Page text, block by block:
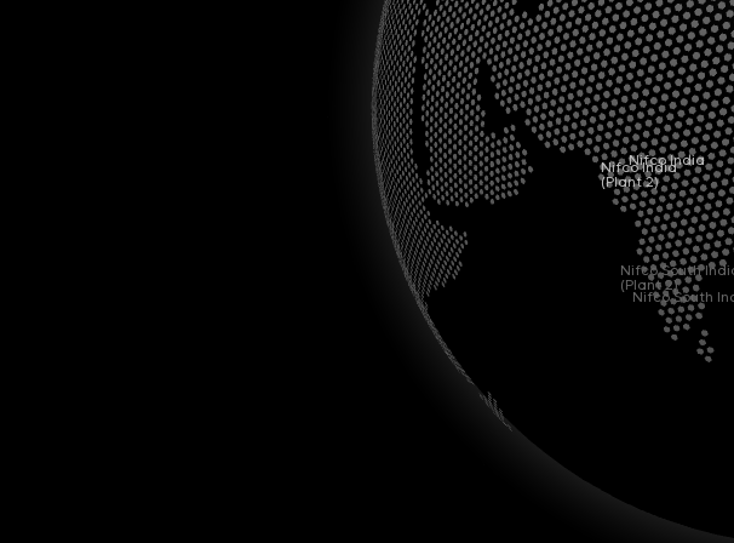
Nifco India
Nifco India
(Plant 2)
Nifco South India
Nifco South India
(Plant 2)